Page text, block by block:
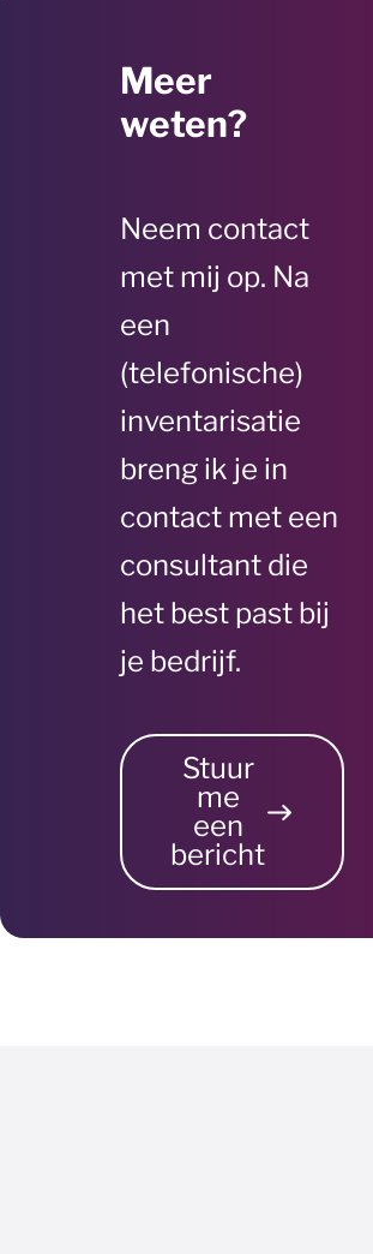
Meer
weten?
Neem contact
met mij op. Na
een
(telefonische)
inventarisatie
breng ik je in
contact met een
consultant die
het best past bij
je bedrijf.
Stuur
me
een
bericht